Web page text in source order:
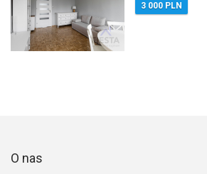
3 000 PLN
O nas